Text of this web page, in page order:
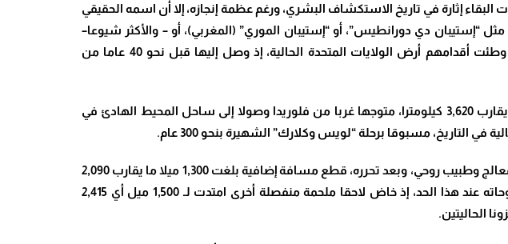
إثارة في تاريخ الاستكشاف البشري، ورغم عظمة إنجازه، إلا أن اسمه الحقيقي
“إستيبان دي دورانطيس”، أو “إستيبان الموري” (المغربي)، أو – والأكثر شيوعا–
“إستيفانيكو”، كان من أوائل الأفارقة، والمسلمين، والمتحدثين باللغة العربية الموثقين الذين وطئت أقدامهم أرض الولايات المتحدة الحالية، إذ وصل إليها قبل نحو 40 عاما من
​وبين عامي 1528 و1536، قطع “إستيفانيكو” سيرا على الأقدام مسافة هائلة تقارب 2,250 ميلا ما يقارب 3,620 كيلومترا، متوجها غربا من فلوريدا وصولا إلى ساحل المحيط الهادئ في
مسبوقا برحلة “لويس وكلارك” الشهيرة بنحو 300 عام.
​وخلال هذه الرحلة الأسطورية، وقع في أسر السكان الأصليين، فتعلم لغاتهم وبرع بين القبائل كمعالج وطبيب روحي، وبعد تحرره، قطع مسافة إضافية بلغت 1,300 ميلا ما يقارب 2,090
كيلومترا جنوبا برفقة الناجين الثلاثة الآخرين، وصولا إلى مدينة مكسيكو. غير أنه لم تتوقف طموحاته عند هذا الحد، إذ خاض لاحقا ملحمة منفصلة أخرى امتدت لـ 1,500 ميل أي 2,415
الحاليتين.